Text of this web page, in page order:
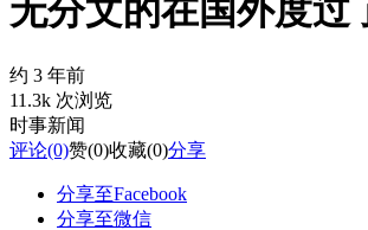
无分文的在国外度
约 3 年前
11.3k 次浏览
时事新闻
评论(0)赞(0)收藏(0)分享
分享至Facebook
分享至微信